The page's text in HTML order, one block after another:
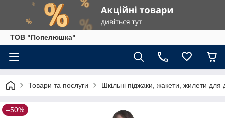
ТОВ "Попелюшка"
Товари та послуги Шкільні піджаки, жакети, жилети для
–50%